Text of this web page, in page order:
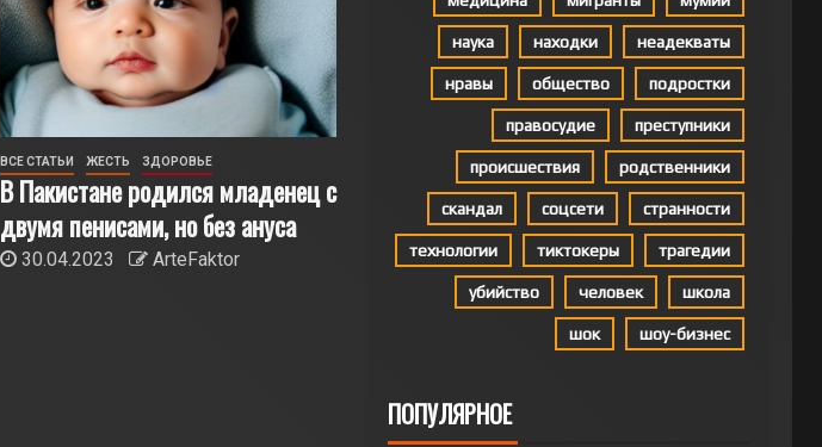
ВСЕ СТАТЬИ ЖЕСТЬ ЗДОРОВЬЕ
В Пакистане родился младенец с
двумя пенисами, но без ануса
30.04.2023 ArteFaktor
наука находки неадекваты
нравы общество подростки
правосудие преступники
происшествия родственники
скандал соцсети странности
технологии тиктокеры трагедии
убийство человек школа
шок шоу-бизнес
ПОПУЛЯРНОЕ